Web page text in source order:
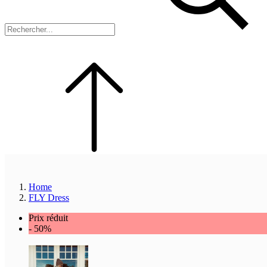
Home
FLY Dress
Prix réduit
- 50%